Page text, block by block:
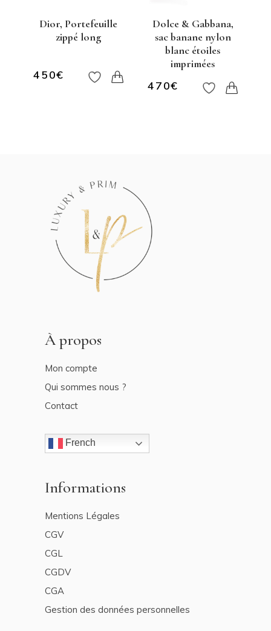
Dior, Portefeuille
zippé long
450€
Dolce & Gabbana,
sac banane nylon
blanc étoiles
imprimées
470€
À propos
Mon compte
Qui sommes nous ?
Contact
French
Informations
Mentions Légales
CGV
CGL
CGDV
CGA
Gestion des données personnelles